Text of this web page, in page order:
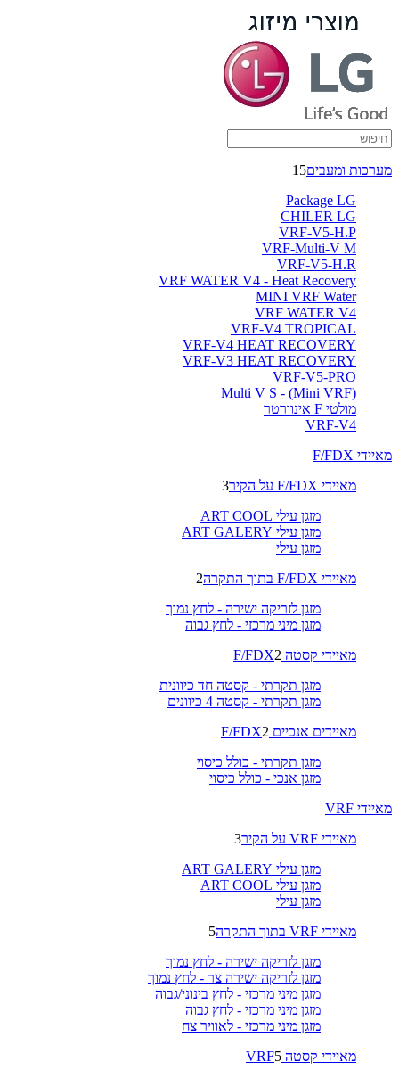
מערכות ומעבים15
Package LG
CHILER LG
VRF-V5-H.P
VRF-Multi-V M
VRF-V5-H.R
VRF WATER V4 - Heat Recovery
MINI VRF Water
VRF WATER V4
VRF-V4 TROPICAL
VRF-V4 HEAT RECOVERY
VRF-V3 HEAT RECOVERY
VRF-V5-PRO
(Multi V S - (Mini VRF
מולטי F אינוורטר
VRF-V4
מאיידי F/FDX
מאיידי F/FDX על הקיר
3
מזגן עילי ART COOL
מזגן עילי ART GALERY
מזגן עילי
מאיידי F/FDX בתוך התקרה
2
מזגן לזריקה ישירה - לחץ נמוך
מזגן מיני מרכזי - לחץ גבוה
מאיידי קסטה F/FDX 2
מזגן תקרתי - קסטה חד כיוונית
מזגן תקרתי - קסטה 4 כיוונים
מאיידים אנכיים F/FDX 2
מזגן תקרתי - כולל כיסוי
מזגן אנכי - כולל כיסוי
מאיידי VRF
מאיידי VRF על הקיר
3
מזגן עילי ART GALERY
מזגן עילי ART COOL
מזגן עילי
מאיידי VRF בתוך התקרה
5
מזגן לזריקה ישירה - לחץ נמוך
מזגן לזריקה ישירה צר - לחץ נמוך
מזגן מיני מרכזי - לחץ בינוני/גבוה
מזגן מיני מרכזי - לחץ גבוה
מזגן מיני מרכזי - לאוויר צח
מאיידי קסטה VRF 5